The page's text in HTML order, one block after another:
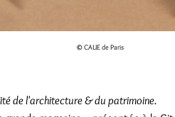
© CAUE de Paris
de l'architecture & du patrimoine.